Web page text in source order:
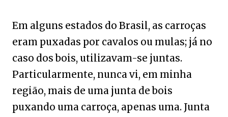
Em alguns estados do Brasil, as carroças
eram puxadas por cavalos ou mulas; já no
caso dos bois, utilizavam-se juntas.
Particularmente, nunca vi, em minha
região, mais de uma junta de bois
puxando uma carroça, apenas uma. Junta